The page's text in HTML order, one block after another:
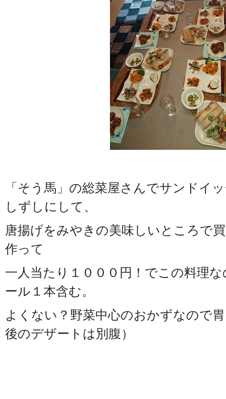
「そう馬」の総菜屋さんでサンドイ
しずしにして、
唐揚げをみやきの美味しいところで
作って
一人当たり１０００円！でこの料理
ール１本含む。
よくない？野菜中心のおかずなので
後のデザートは別腹）